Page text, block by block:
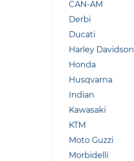
CAN-AM
Derbi
Ducati
Harley Davidson
Honda
Husqvarna
Indian
Kawasaki
KTM
Moto Guzzi
Morbidelli